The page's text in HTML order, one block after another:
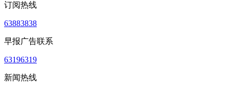
订阅热线
63883838
早报广告联系
63196319
新闻热线